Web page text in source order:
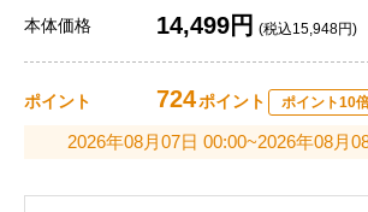
本体価格 14,499円 (税込15,948円)
ポイント 724ポイント ポイント10
2026年08月07日 00:00~2026年08月